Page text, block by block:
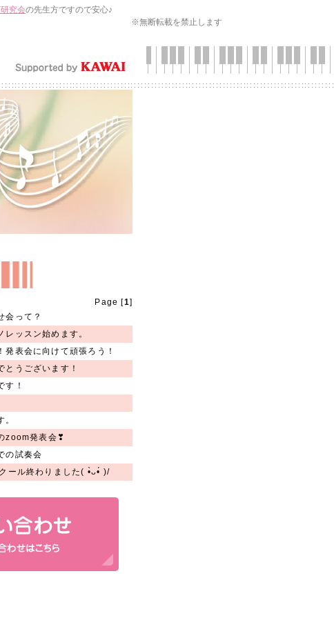
究会の先生方ですので安心♪
※無断転載を禁止します
Page [1]
会って？
ッスン始めます。
発表会に向けて頑張ろう！
とうございます！
す！
zoom発表会❣
の試奏会
ール終わりました( •̀ᴗ•́ )/